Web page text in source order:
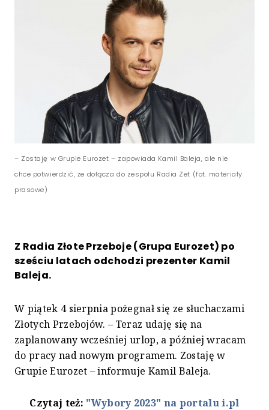
– Zostaję w Grupie Eurozet – zapowiada Kamil Baleja, ale nie
chce potwierdzić, że dołącza do zespołu Radia Zet (fot. materiały
prasowe)
Z Radia Złote Przeboje (Grupa Eurozet) po
sześciu latach odchodzi prezenter Kamil
Baleja.
W piątek 4 sierpnia pożegnał się ze słuchaczami
Złotych Przebojów. – Teraz udaję się na
zaplanowany wcześniej urlop, a później wracam
do pracy nad nowym programem. Zostaję w
Grupie Eurozet – informuje Kamil Baleja.
Czytaj też: "Wybory 2023" na portalu i.pl